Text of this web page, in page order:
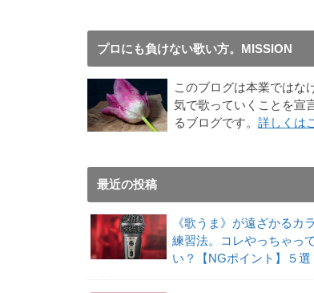
プロにも負けない歌い方。MISSION
このブログは本業ではな
気で歌っていくことを宣
るブログです。詳しくは
最近の投稿
《歌うま》が遠ざかるカ
練習法。コレやっちゃっ
い？【NGポイント】５選